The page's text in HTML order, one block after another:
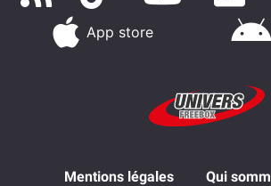
App store
Mentions légales Qui